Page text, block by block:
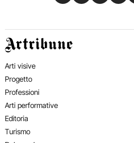
Artribune
Arti visive
Progetto
Professioni
Arti performative
Editoria
Turismo